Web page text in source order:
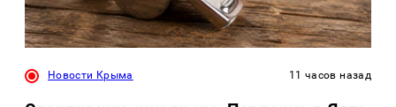
Новости Крыма 11 часов назад